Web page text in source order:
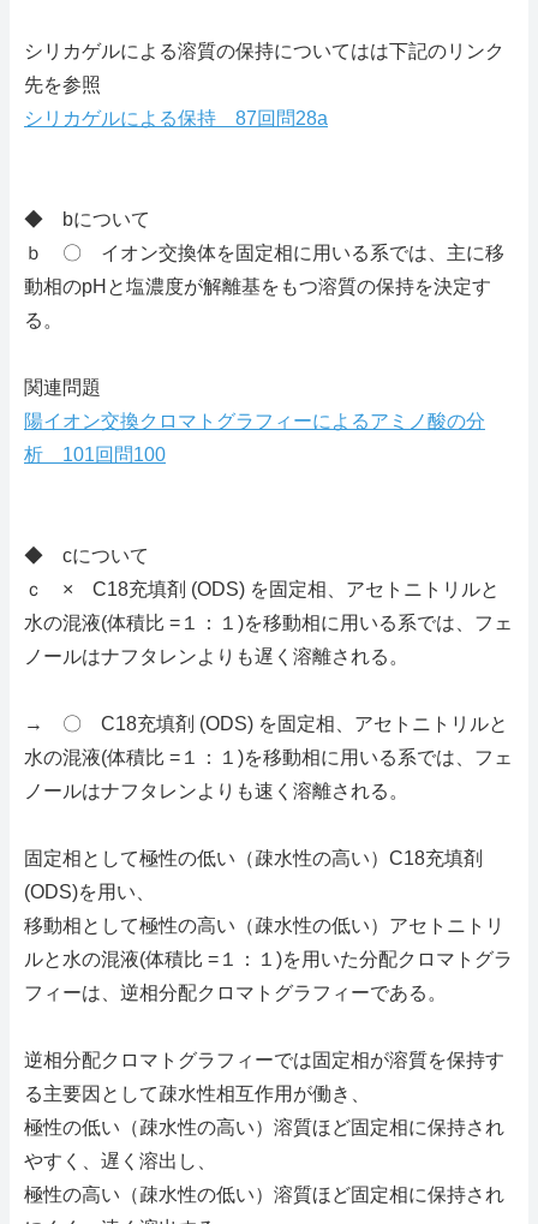
シリカゲルによる溶質の保持についてはは下記のリンク
先を参照
シリカゲルによる保持 87回問28a
◆ bについて
ｂ 〇 イオン交換体を固定相に用いる系では、主に移
動相のpHと塩濃度が解離基をもつ溶質の保持を決定す
る。
関連問題
陽イオン交換クロマトグラフィーによるアミノ酸の分
析 101回問100
◆ cについて
ｃ × C18充填剤 (ODS) を固定相、アセトニトリルと
水の混液(体積比 =１：１)を移動相に用いる系では、フェ
ノールはナフタレンよりも遅く溶離される。
→ 〇 C18充填剤 (ODS) を固定相、アセトニトリルと
水の混液(体積比 =１：１)を移動相に用いる系では、フェ
ノールはナフタレンよりも速く溶離される。
固定相として極性の低い（疎水性の高い）C18充填剤
(ODS)を用い、
移動相として極性の高い（疎水性の低い）アセトニトリ
ルと水の混液(体積比 =１：１)を用いた分配クロマトグラ
フィーは、逆相分配クロマトグラフィーである。
逆相分配クロマトグラフィーでは固定相が溶質を保持す
る主要因として疎水性相互作用が働き、
極性の低い（疎水性の高い）溶質ほど固定相に保持され
やすく、遅く溶出し、
極性の高い（疎水性の低い）溶質ほど固定相に保持され